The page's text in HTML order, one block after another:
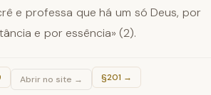
e professa que há um só Deus, por
e por essência» (2).
Abrir no site → §201 →